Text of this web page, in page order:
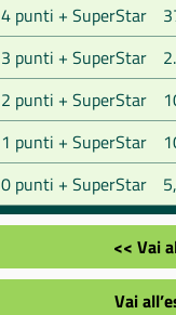
4 punti + SuperStar
3 punti + SuperStar
2 punti + SuperStar
1 punti + SuperStar
0 punti + SuperStar
<< Vai
Vai